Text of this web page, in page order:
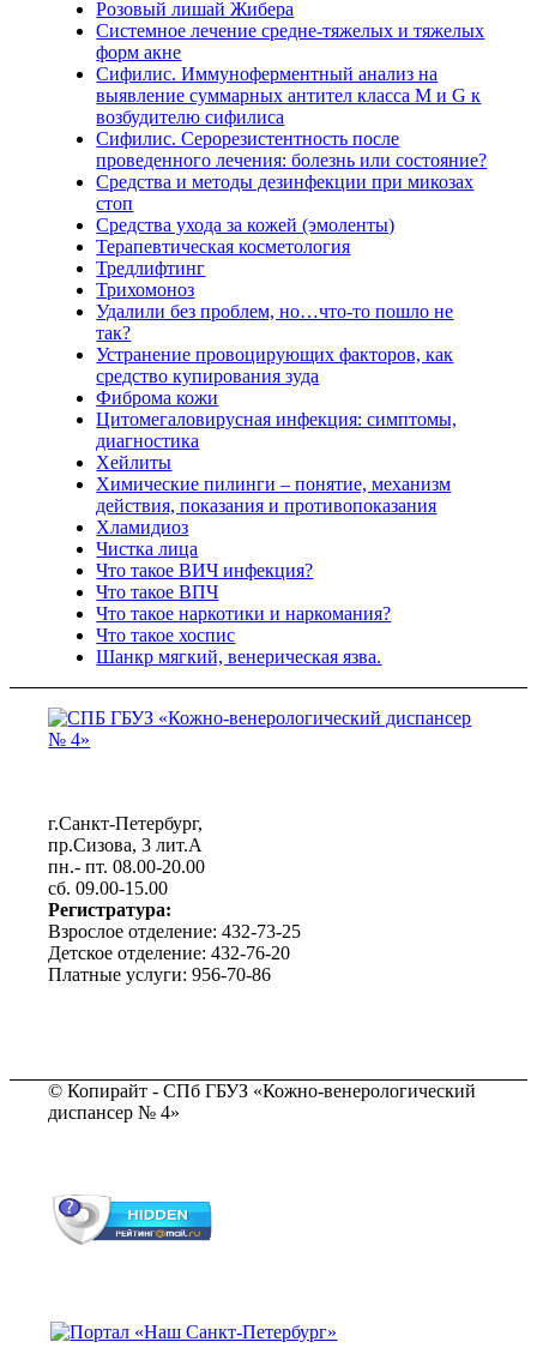
Розовый лишай Жибера
Системное лечение средне-тяжелых и тяжелых
форм акне
Сифилис. Иммуноферментный анализ на
выявление суммарных антител класса M и G к
возбудителю сифилиса
Сифилис. Серорезистентность после
проведенного лечения: болезнь или состояние?
Средства и методы дезинфекции при микозах
стоп
Средства ухода за кожей (эмоленты)
Терапевтическая косметология
Тредлифтинг
Трихомоноз
Удалили без проблем, но…что-то пошло не
так?
Устранение провоцирующих факторов, как
средство купирования зуда
Фиброма кожи
Цитомегаловирусная инфекция: симптомы,
диагностика
Хейлиты
Химические пилинги – понятие, механизм
действия, показания и противопоказания
Хламидиоз
Чистка лица
Что такое ВИЧ инфекция?
Что такое ВПЧ
Что такое наркотики и наркомания?
Что такое хоспис
Шанкр мягкий, венерическая язва.
г.Санкт-Петербург,
пр.Сизова, 3 лит.А
пн.- пт. 08.00-20.00
сб. 09.00-15.00
Регистратура:
Взрослое отделение: 432-73-25
Детское отделение: 432-76-20
Платные услуги: 956-70-86
© Копирайт - СПб ГБУЗ «Кожно-венерологический
диспансер № 4»